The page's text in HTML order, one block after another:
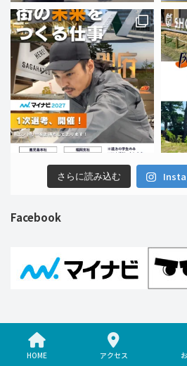
さらに読み込む
Facebook
Copyright © 株式会社ブンカ巧芸社
HOME アクセス